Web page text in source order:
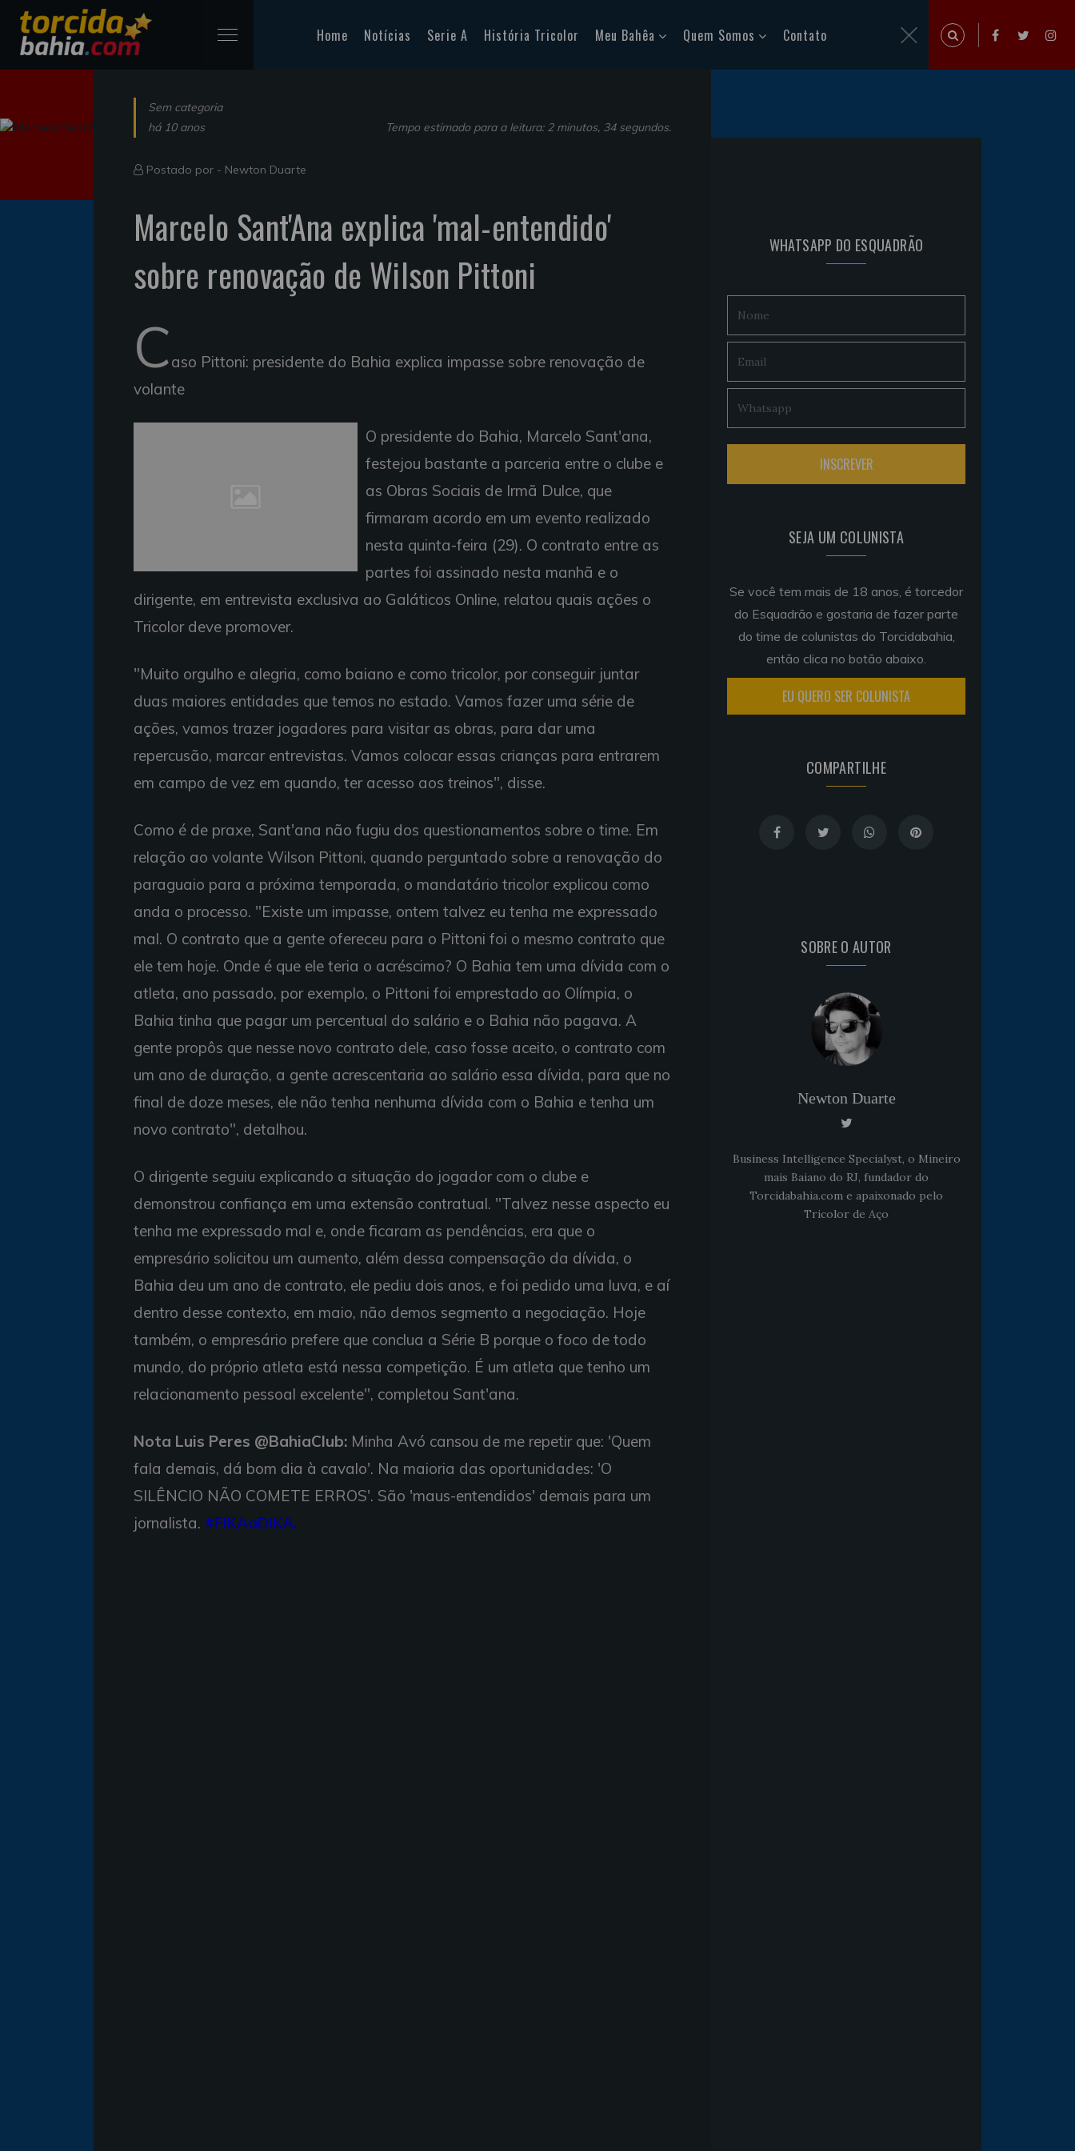
Home Notícias Serie A História Tricolor Meu Bahêa Quem Somos Contato
Sem categoria
há 10 anos
Tempo estimado para a leitura: 2 minutos, 34 segundos.
Postado por - Newton Duarte
Marcelo Sant'Ana explica 'mal-entendido'
sobre renovação de Wilson Pittoni
Caso Pittoni: presidente do Bahia explica impasse sobre renovação de
volante
O presidente do Bahia, Marcelo Sant'ana,
festejou bastante a parceria entre o clube e
as Obras Sociais de Irmã Dulce, que
firmaram acordo em um evento realizado
nesta quinta-feira (29). O contrato entre as
partes foi assinado nesta manhã e o
dirigente, em entrevista exclusiva ao Galáticos Online, relatou quais ações o
Tricolor deve promover.
"Muito orgulho e alegria, como baiano e como tricolor, por conseguir juntar
duas maiores entidades que temos no estado. Vamos fazer uma série de
ações, vamos trazer jogadores para visitar as obras, para dar uma
repercusão, marcar entrevistas. Vamos colocar essas crianças para entrarem
em campo de vez em quando, ter acesso aos treinos", disse.
Como é de praxe, Sant'ana não fugiu dos questionamentos sobre o time. Em
relação ao volante Wilson Pittoni, quando perguntado sobre a renovação do
paraguaio para a próxima temporada, o mandatário tricolor explicou como
anda o processo. "Existe um impasse, ontem talvez eu tenha me expressado
mal. O contrato que a gente ofereceu para o Pittoni foi o mesmo contrato que
ele tem hoje. Onde é que ele teria o acréscimo? O Bahia tem uma dívida com o
atleta, ano passado, por exemplo, o Pittoni foi emprestado ao Olímpia, o
Bahia tinha que pagar um percentual do salário e o Bahia não pagava. A
gente propôs que nesse novo contrato dele, caso fosse aceito, o contrato com
um ano de duração, a gente acrescentaria ao salário essa dívida, para que no
final de doze meses, ele não tenha nenhuma dívida com o Bahia e tenha um
novo contrato", detalhou.
O dirigente seguiu explicando a situação do jogador com o clube e
demonstrou confiança em uma extensão contratual. "Talvez nesse aspecto eu
tenha me expressado mal e, onde ficaram as pendências, era que o
empresário solicitou um aumento, além dessa compensação da dívida, o
Bahia deu um ano de contrato, ele pediu dois anos, e foi pedido uma luva, e aí
dentro desse contexto, em maio, não demos segmento a negociação. Hoje
também, o empresário prefere que conclua a Série B porque o foco de todo
mundo, do próprio atleta está nessa competição. É um atleta que tenho um
relacionamento pessoal excelente", completou Sant'ana.
Nota Luis Peres @BahiaClub: Minha Avó cansou de me repetir que: 'Quem
fala demais, dá bom dia à cavalo'. Na maioria das oportunidades: 'O
SILÊNCIO NÃO COMETE ERROS'. São 'maus-entendidos' demais para um
jornalista. #FIKAaDIKA.
WHATSAPP DO ESQUADRÃO
SEJA UM COLUNISTA
Se você tem mais de 18 anos, é torcedor
do Esquadrão e gostaria de fazer parte
do time de colunistas do Torcidabahia,
então clica no botão abaixo.
EU QUERO SER COLUNISTA
COMPARTILHE
SOBRE O AUTOR
Newton Duarte
Business Intelligence Specialyst, o Mineiro
mais Baiano do RJ, fundador do
Torcidabahia.com e apaixonado pelo
Tricolor de Aço